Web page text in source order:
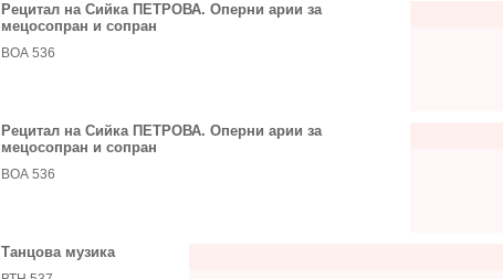
Рецитал на Сийка ПЕТРОВА. Оперни арии за
мецосопран и сопран
ВОА 536
Рецитал на Сийка ПЕТРОВА. Оперни арии за
мецосопран и сопран
ВОА 536
Танцова музика